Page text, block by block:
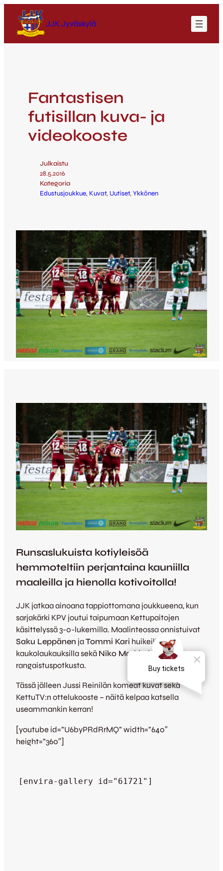
JJK Jyväskylä
Fantastisen
futisillan kuva- ja
videokooste
Julkaistu
28.5.2016
Kategoria
Edustusjoukkue, Kuvat, Uutiset, Ykkönen
Runsaslukuista kotiyleisöä
hemmoteltiin perjantaina kauniilla
maaleilla ja hienolla kotivoitolla!
JJK jatkaa ainoana tappiottomana joukkueena, kun
sarjakärki KPV joutui taipumaan Kettupaitojen
käsittelyssä 3-0-lukemilla. Maalinteossa onnistuivat
Saku Leppänen jaTommi Kari huikeilla
kaukolaukauksilla sekä Niko Markkula
rangaistuspotkusta.
Tässä jälleen Jussi Reinilän komeat kuvat sekä
KettuTV:n ottelukooste – näitä kelpaa katsella
useammankin kerran!
[youtube id=”U6byPRdRrMQ” width=”640″
height=”360″]
[envira-gallery id="61721"]